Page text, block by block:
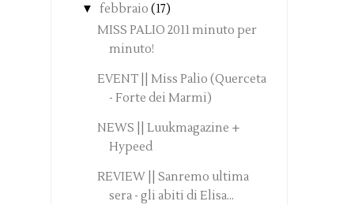
▼ febbraio (17)
MISS PALIO 2011 minuto per
minuto!
EVENT || Miss Palio (Querceta
- Forte dei Marmi)
NEWS || Luukmagazine +
Hypeed
REVIEW || Sanremo ultima
sera - gli abiti di Elisa...